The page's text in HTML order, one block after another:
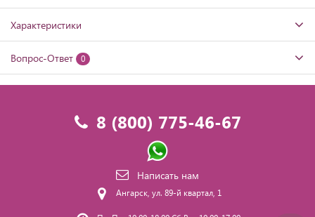
Характеристики
Вопрос-Ответ 0
8 (800) 775-46-67
Написать нам
Ангарск, ул. 89-й квартал, 1